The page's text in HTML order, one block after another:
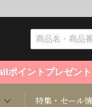
ポイントプレゼン
特集・セール